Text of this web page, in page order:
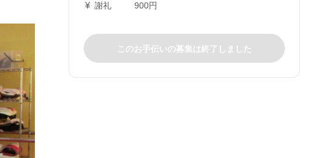
謝礼
900円
このお手伝いの募集は終了しました